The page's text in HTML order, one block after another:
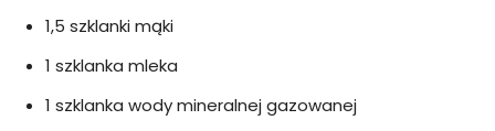
1,5 szklanki mąki
1 szklanka mleka
1 szklanka wody mineralnej gazowanej